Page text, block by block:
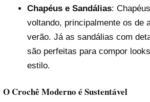
Chapéus e Sandálias:
voltando, principalmente os de
verão. Já as sandálias com
são perfeitas para compor
estilo.
O Crochê Moderno é Sustentável